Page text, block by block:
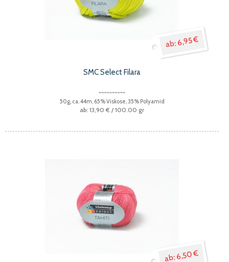
6,95 €
SMC Select Filara
50g, ca. 44m, 65% Viskose, 35% Polyamid
13,90 € / 100.00 gr
6,50 €